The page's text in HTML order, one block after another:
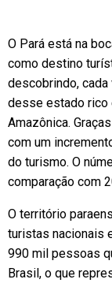
O Pará está na
como destino
descobrindo,
desse estado rico
Amazônica.
com um
do turismo. O
comparação com
O território
turistas nacionais
990 mil pessoas
Brasil, o que